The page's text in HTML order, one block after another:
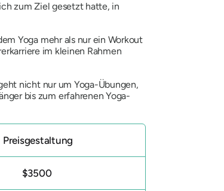
zum Ziel gesetzt hatte, in
Yoga mehr als nur ein Workout
im kleinen Rahmen
nicht nur um Yoga-Übungen,
bis zum erfahrenen Yoga-
Preisgestaltung
$3500